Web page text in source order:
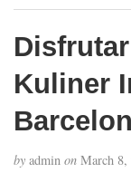
Kuliner
by admin on March 8,